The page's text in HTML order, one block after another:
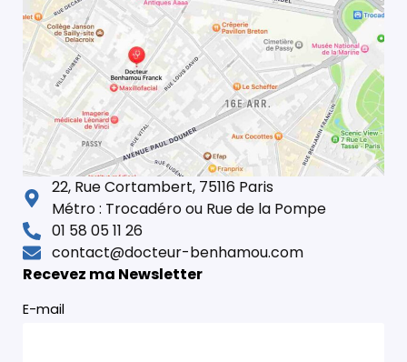
22, Rue Cortambert, 75116 Paris
Métro : Trocadéro ou Rue de la Pompe
01 58 05 11 26
contact@docteur-benhamou.com
Recevez ma Newsletter
E-mail